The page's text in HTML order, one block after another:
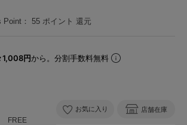
Point： 55 ポイント 還元
1,008円から。分割手数料無料
FREE
お気に入り 店舗在庫